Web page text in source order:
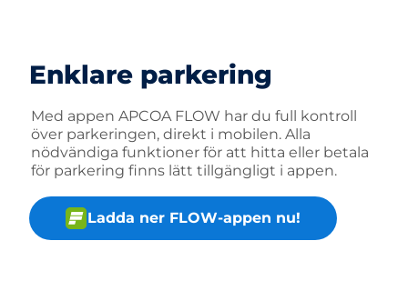
Enklare parkering
Med appen APCOA FLOW har du full kontroll
över parkeringen, direkt i mobilen. Alla
nödvändiga funktioner för att hitta eller betala
för parkering finns lätt tillgängligt i appen.
Ladda ner FLOW-appen nu!